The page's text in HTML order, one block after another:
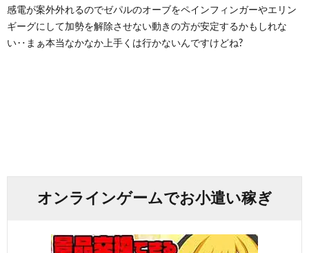
感電が案外外れるのでゼパルのオーブをペインフィンガーやエリン
ギーグにして加勢を解除させない動きの方が安定するかもしれな
い‥まぁ本当なかなか上手くは行かないんですけどね?
オンラインゲームでお小遣い稼ぎ